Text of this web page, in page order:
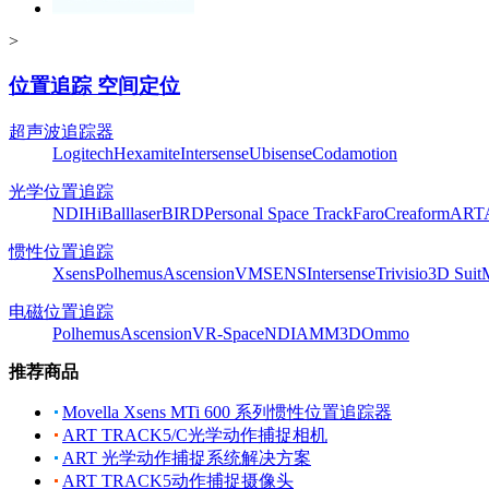
>
位置追踪 空间定位
超声波追踪器
LogitechHexamiteIntersenseUbisenseCodamotion
光学位置追踪
NDIHiBalllaserBIRDPersonal Space TrackFaroCreaformART
惯性位置追踪
XsensPolhemusAscensionVMSENSIntersenseTrivisio3D Suit
电磁位置追踪
PolhemusAscensionVR-SpaceNDIAMM3DOmmo
推荐商品
Movella Xsens MTi 600 系列惯性位置追踪器
ART TRACK5/C光学动作捕捉相机
ART 光学动作捕捉系统解决方案
ART TRACK5动作捕捉摄像头